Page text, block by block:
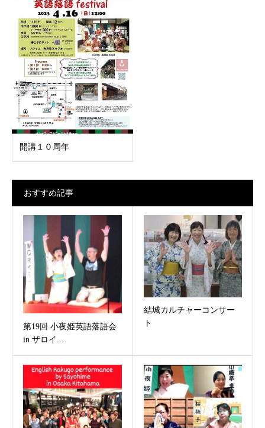
開講１０周年
おすすめ記事
第19回 小夜姫英語落語会
in ザロイ...
結城カルチャーコンサー
ト